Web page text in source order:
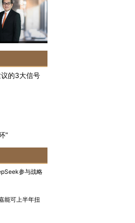
议的3大信号
”
参与战略
能可上半年扭